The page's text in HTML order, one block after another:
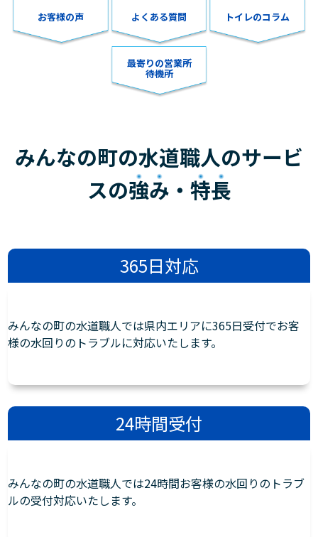
お客様の声 よくある質問 トイレのコラム
最寄りの営業所
待機所
みんなの町の水道職人のサービ
スの強み ・ 特長
365日対応
みんなの町の水道職人では県内エリアに365日受付でお客
様の水回りのトラブルに対応いたします。
24時間受付
みんなの町の水道職人では24時間お客様の水回りのトラブ
ルの受付対応いたします。